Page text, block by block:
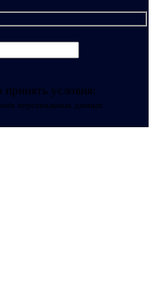
условия:
персональных данных